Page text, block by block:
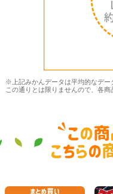
※上記みかんデータは平均的なデー
この通りとは限りませんので、各商